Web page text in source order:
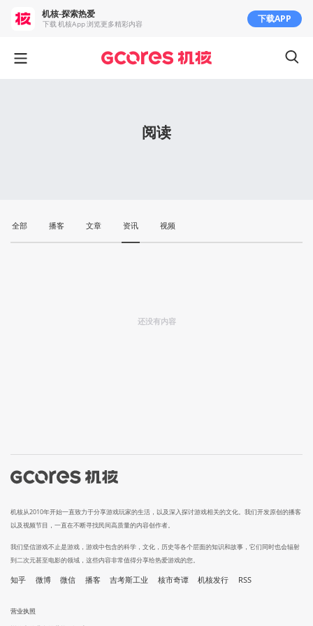
阅读
全部 播客 文章 资讯 视频
还没有内容
机核从2010年开始一直致力于分享游戏玩家的生活，以及深入探讨游戏相关的文化。我们开发原创的播客
以及视频节目，一直在不断寻找民间高质量的内容创作者。
我们坚信游戏不止是游戏，游戏中包含的科学，文化，历史等各个层面的知识和故事，它们同时也会辐射
到二次元甚至电影的领域，这些内容非常值得分享给热爱游戏的您。
知乎 微博 微信 播客 吉考斯工业 核市奇谭 机核发行 RSS
营业执照
机核-探索热爱
下载 机核App 浏览更多精彩内容 下载APP